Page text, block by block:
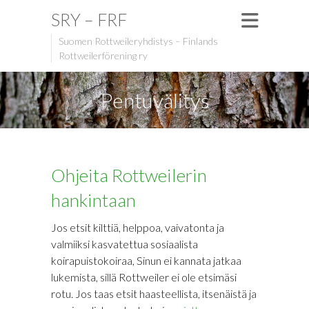
SRY – FRF
Suomen Rottweileryhdistys – Finlands
Rottweilerförening ry
Pentuvälitys
Ohjeita Rottweilerin
hankintaan
Jos etsit kilttiä, helppoa, vaivatonta ja
valmiiksi kasvatettua sosiaalista
koirapuistokoiraa, Sinun ei kannata jatkaa
lukemista, sillä Rottweiler ei ole etsimäsi
rotu. Jos taas etsit haasteellista, itsenäistä ja